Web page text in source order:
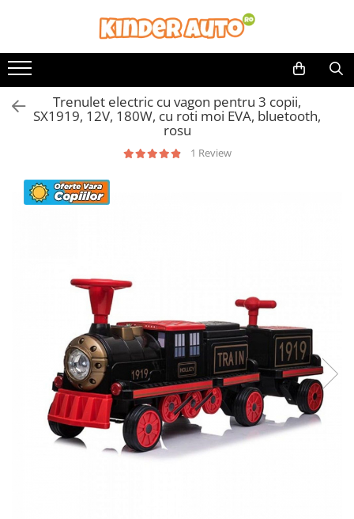
Trenulet electric cu vagon pentru 3 copii,
SX1919, 12V, 180W, cu roti moi EVA, bluetooth,
rosu
1 Review